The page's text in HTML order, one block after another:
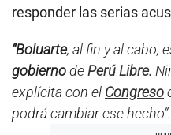
responder las serias
“Boluarte, al fin y al cabo,
gobiernodePerú Libre.
explícita con el Congreso
podrá cambiar ese hecho”.